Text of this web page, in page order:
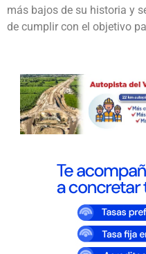
más bajos de su historia y
de cumplir con el objetivo